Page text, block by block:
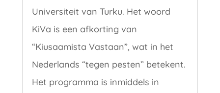
Universiteit van Turku. Het woord
KiVa is een afkorting van
“Kiusaamista Vastaan”, wat in het
Nederlands “tegen pesten” betekent.
Het programma is inmiddels in